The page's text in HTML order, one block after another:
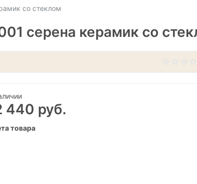
со стеклом
серена керамик со
440 руб.
товара